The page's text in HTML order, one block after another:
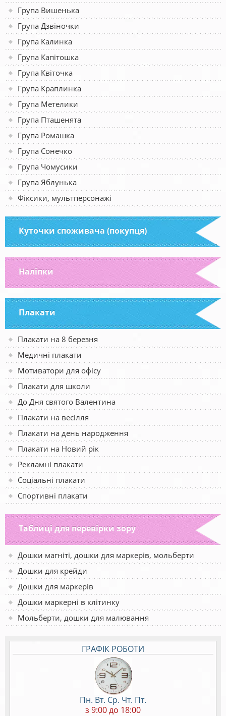
Група Вишенька
Група Дзвіночки
Група Калинка
Група Капітошка
Група Квіточка
Група Краплинка
Група Метелики
Група Пташенята
Група Ромашка
Група Сонечко
Група Чомусики
Група Яблунька
Фіксики, мультперсонажі
Куточки споживача (покупця)
Наліпки
Плакати
Плакати на 8 березня
Медичні плакати
Мотиватори для офісу
Плакати для школи
До Дня святого Валентина
Плакати на весілля
Плакати на день народження
Плакати на Новий рік
Рекламні плакати
Соціальні плакати
Спортивні плакати
Таблиці для перевірки зору
Дошки магніті, дошки для маркерів, мольберти
Дошки для крейди
Дошки для маркерів
Дошки маркерні в клітинку
Мольберти, дошки для малювання
ГРАФІК РОБОТИ
Пн. Вт. Ср. Чт. Пт.
з 9:00 до 18:00